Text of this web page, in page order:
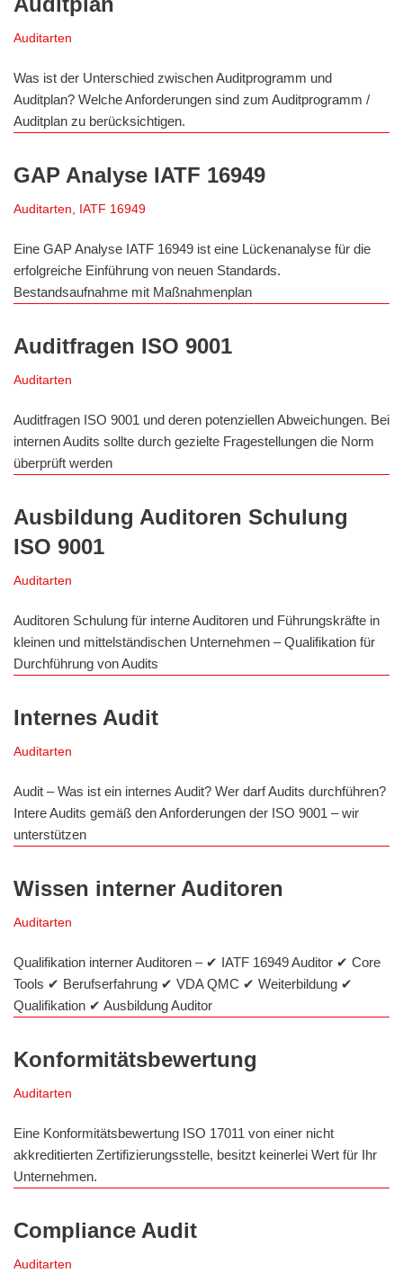
Auditarten
Was ist der Unterschied zwischen Auditprogramm und
Auditplan? Welche Anforderungen sind zum Auditprogramm /
Auditplan zu berücksichtigen.
GAP Analyse IATF 16949
Auditarten, IATF 16949
Eine GAP Analyse IATF 16949 ist eine Lückenanalyse für die
erfolgreiche Einführung von neuen Standards.
Bestandsaufnahme mit Maßnahmenplan
Auditfragen ISO 9001
Auditarten
Auditfragen ISO 9001 und deren potenziellen Abweichungen. Bei
internen Audits sollte durch gezielte Fragestellungen die Norm
überprüft werden
Ausbildung Auditoren Schulung
ISO 9001
Auditarten
Auditoren Schulung für interne Auditoren und Führungskräfte in
kleinen und mittelständischen Unternehmen – Qualifikation für
Durchführung von Audits
Internes Audit
Auditarten
Audit – Was ist ein internes Audit? Wer darf Audits durchführen?
Intere Audits gemäß den Anforderungen der ISO 9001 – wir
unterstützen
Wissen interner Auditoren
Auditarten
Qualifikation interner Auditoren – ✔ IATF 16949 Auditor ✔ Core
Tools ✔ Berufserfahrung ✔ VDA QMC ✔ Weiterbildung ✔
Qualifikation ✔ Ausbildung Auditor
Konformitätsbewertung
Auditarten
Eine Konformitätsbewertung ISO 17011 von einer nicht
akkreditierten Zertifizierungsstelle, besitzt keinerlei Wert für Ihr
Unternehmen.
Compliance Audit
Auditarten